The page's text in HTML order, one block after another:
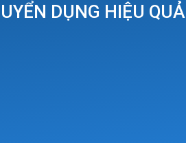
DỤNG HIỆU QUẢ